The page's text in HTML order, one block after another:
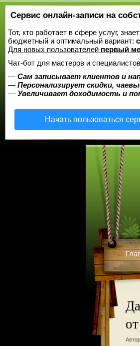
Сервис онлайн-записи на
Тот, кто работает в сфере услуг,
бюджетный и оптимальный вариант:
Для новых пользователей первый
Чат-бот для мастеров и
— Сам записывает клиентов и
— Персонализирует скидки,
— Увеличивает доходимость и
Начать пользоваться